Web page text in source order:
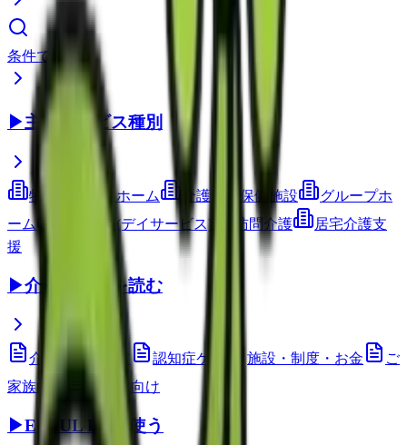
条件で検索
▶主要サービス種別
特別養護老人ホーム 介護老人保健施設
グループホ
ーム
通所介護(デイサービス) 訪問介護
居宅介護支
援
▶介護コラムを読む
介護技術・ケア 認知症ケア 施設・制度・お金
ご
家族向け
介護職向け
▶EEFUL DBを使う